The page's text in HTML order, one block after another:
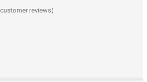
customer reviews)